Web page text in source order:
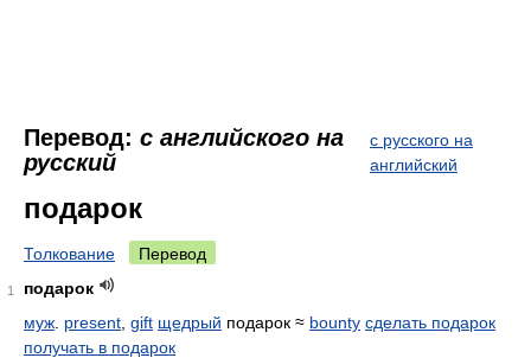
Перевод: с английского на
русский
с русского на
английский
подарок
Толкование Перевод
1
подарок
муж present gift щедрый подарок ≈ bounty сделать подарок
получать в подарок